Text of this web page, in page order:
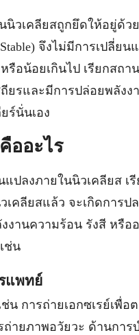
วเคลียสถูกยึดให้อยู่ด้ว
จึงไม่มีการเปลี่
อน้อยเกินไป เรียกสถา
ถียรและมีการปล่อยพลัง
ร์นั่นเอง
ออะไร
ปลงภายในนิวเคลียส เ
เคลียสแล้ว จะเกิดกา
านความร้อน รังสี หรือ
ช่น
แพทย์
น การถ่ายเอกซเรย์เพื่
ถ่ายภาพอวัยวะ ด้านกา